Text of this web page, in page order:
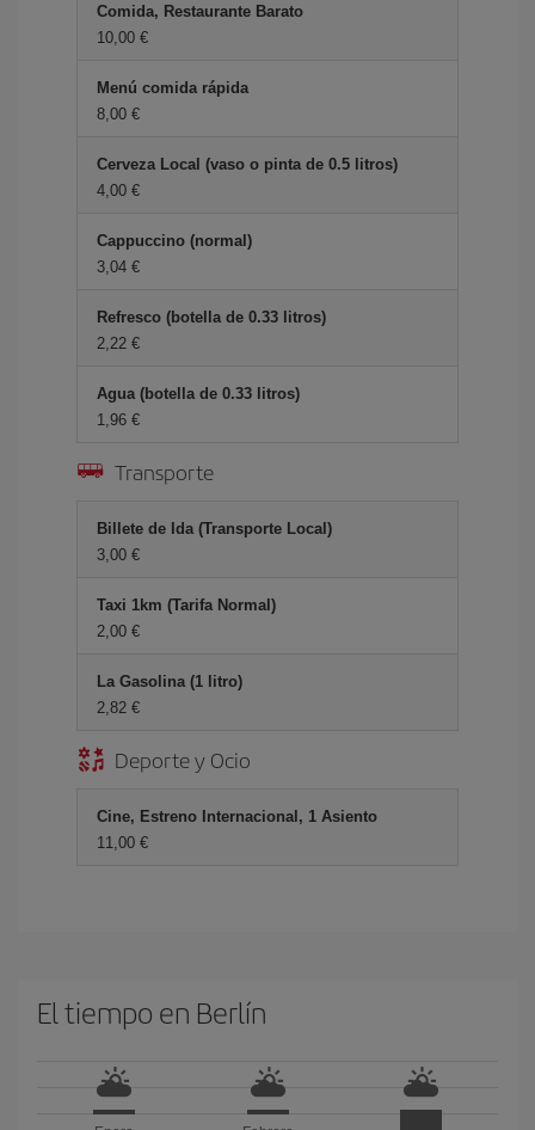
Comida, Restaurante Barato
10,00 €
Menú comida rápida
8,00 €
Cerveza Local (vaso o pinta de 0.5 litros)
4,00 €
Cappuccino (normal)
3,04 €
Refresco (botella de 0.33 litros)
2,22 €
Agua (botella de 0.33 litros)
1,96 €
Transporte
Billete de Ida (Transporte Local)
3,00 €
Taxi 1km (Tarifa Normal)
2,00 €
La Gasolina (1 litro)
2,82 €
Deporte y Ocio
Cine, Estreno Internacional, 1 Asiento
11,00 €
El tiempo en Berlín